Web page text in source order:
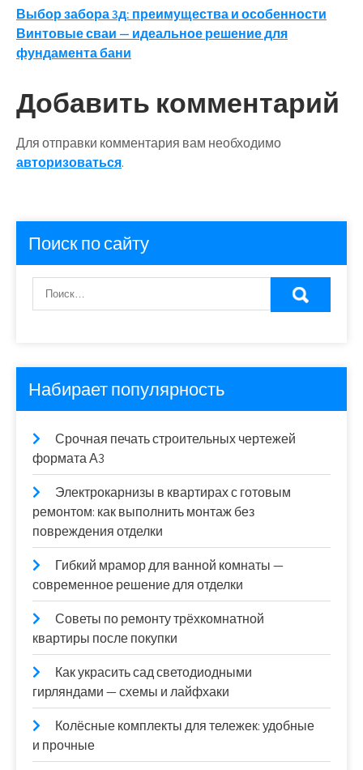
Навигация
по
Выбор забора 3д: преимущества и особенности
Винтовые сваи — идеальное решение для
фундамента бани
Добавить комментарий
Для отправки комментария вам необходимо
авторизоваться.
Поиск по сайту
Набирает популярность
Срочная печать строительных чертежей
формата А3
Электрокарнизы в квартирах с готовым
ремонтом: как выполнить монтаж без
повреждения отделки
Гибкий мрамор для ванной комнаты —
современное решение для отделки
Советы по ремонту трёхкомнатной
квартиры после покупки
Как украсить сад светодиодными
гирляндами — схемы и лайфхаки
Колёсные комплекты для тележек: удобные
и прочные